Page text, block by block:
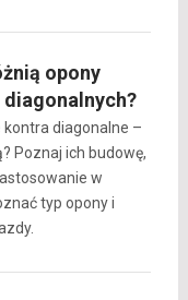
opony
kontra diagonalne –
Poznaj ich budowę,
w
typ opony i